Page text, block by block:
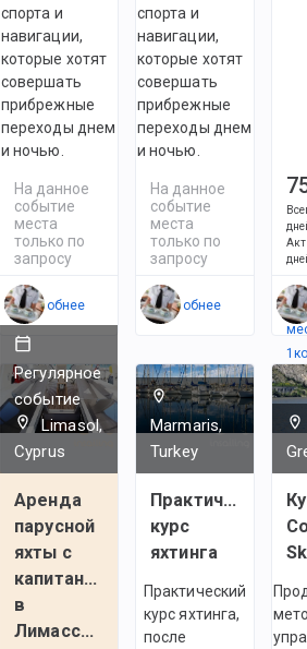
спорта и
навигации,
которые хотят
совершать
прибрежные
переходы днем
и ночью.
На данное
событие
места
только по
запросу
Подробнее
спорта и
навигации,
которые хотят
совершать
прибрежные
переходы днем
и ночью.
На данное
событие
места
только по
запросу
Подробнее
1
Регулярное
событие
Limasol,
Cyprus
Аренда
парусной
яхты с
капитаном
в
Лимассоле
Marmaris,
Turkey
Практический
курс
яхтинга
Практический
курс яхтинга,
после